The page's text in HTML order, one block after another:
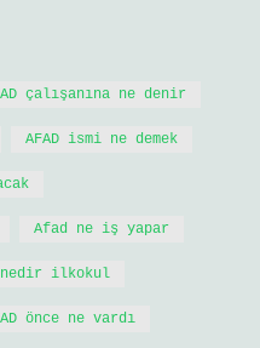
çalışanına ne denir
AFAD ismi ne demek
Afad ne iş yapar
nedir ilkokul
önce ne vardı